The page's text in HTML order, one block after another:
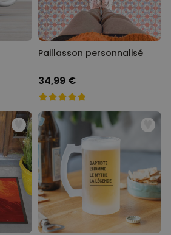
Paillasson personnalisé
34,99 €